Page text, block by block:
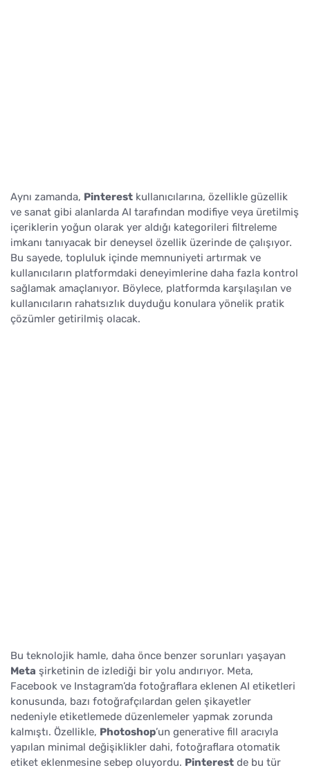
Aynı zamanda, Pinterest kullanıcılarına, özellikle güzellik
ve sanat gibi alanlarda AI tarafından modifiye veya üretilmiş
içeriklerin yoğun olarak yer aldığı kategorileri filtreleme
imkanı tanıyacak bir deneysel özellik üzerinde de çalışıyor.
Bu sayede, topluluk içinde memnuniyeti artırmak ve
kullanıcıların platformdaki deneyimlerine daha fazla kontrol
sağlamak amaçlanıyor. Böylece, platformda karşılaşılan ve
kullanıcıların rahatsızlık duyduğu konulara yönelik pratik
çözümler getirilmiş olacak.
Bu teknolojik hamle, daha önce benzer sorunları yaşayan
Meta şirketinin de izlediği bir yolu andırıyor. Meta,
Facebook ve Instagram’da fotoğraflara eklenen AI etiketleri
konusunda, bazı fotoğrafçılardan gelen şikayetler
nedeniyle etiketlemede düzenlemeler yapmak zorunda
kalmıştı. Özellikle, Photoshop’un generative fill aracıyla
yapılan minimal değişiklikler dahi, fotoğraflara otomatik
etiket eklenmesine sebep oluyordu. Pinterest de bu tür